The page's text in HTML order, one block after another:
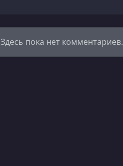
Здесь пока нет комментариев.